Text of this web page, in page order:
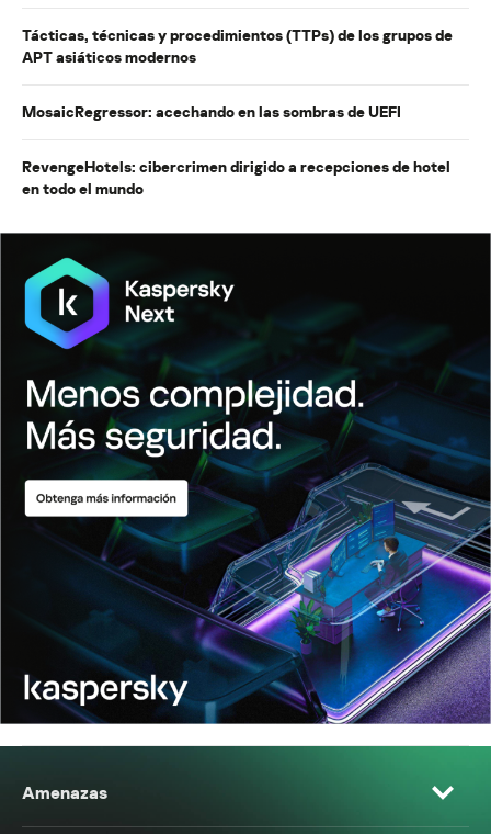
Tácticas, técnicas y procedimientos (TTPs) de los grupos de
APT asiáticos modernos
MosaicRegressor: acechando en las sombras de UEFI
RevengeHotels: cibercrimen dirigido a recepciones de hotel
en todo el mundo
Amenazas